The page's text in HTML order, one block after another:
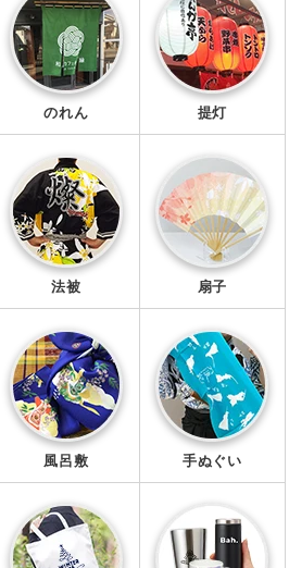
のれん 提灯
法被 扇子
風呂敷 手ぬぐい